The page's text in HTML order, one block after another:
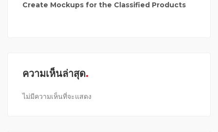
Create Mockups for the Classified Products
ความเห็นล่าสุด
ไม่มีความเห็นที่จะแสดง